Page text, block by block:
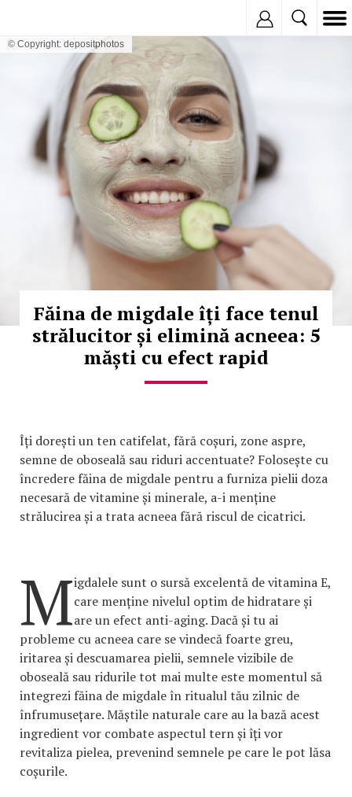
© Copyright: depositphotos
Făina de migdale îți face tenul
strălucitor și elimină acneea: 5
măști cu efect rapid
Îți dorești un ten catifelat, fără coșuri, zone aspre,
semne de oboseală sau riduri accentuate? Folosește cu
încredere făina de migdale pentru a furniza pielii doza
necesară de vitamine și minerale, a-i menține
strălucirea și a trata acneea fără riscul de cicatrici.
Migdalele sunt o sursă excelentă de vitamina E,
care menține nivelul optim de hidratare și
are un efect anti-aging. Dacă și tu ai
probleme cu acneea care se vindecă foarte greu,
iritarea și descuamarea pielii, semnele vizibile de
oboseală sau ridurile tot mai multe este momentul să
integrezi făina de migdale în ritualul tău zilnic de
înfrumusețare. Măștile naturale care au la bază acest
ingredient vor combate aspectul tern și îți vor
revitaliza pielea, prevenind semnele pe care le pot lăsa
coșurile.